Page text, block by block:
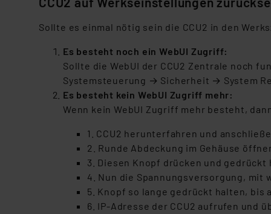
Für die USA besteht kein
Daten in
Unsere Kooperation mit
Kommission sowie einer
Daten, verbundenen Risiken.“
Impressum |
Sollte es einmal nötig sein die CCU2 in den
Es besteht noch ein WebUI Zugriff:
Sollte die WebUI der CCU2 Zentrale noch
Systemsteuerung → Sicherheit → System
Es besteht kein WebUI Zugriff mehr:
Wenn kein WebUI Zugriff mehr besteht,
1. CCU2 herunterfahren und
2. Runde Abdeckung im Gehäuse
3. Diesen Knopf drücken und gedrückt
4. Nun die Spannungsversorgung,
5. Knopf so lange gedrückt halten, bis
6. IP-Adresse der CCU2 aufrufen und